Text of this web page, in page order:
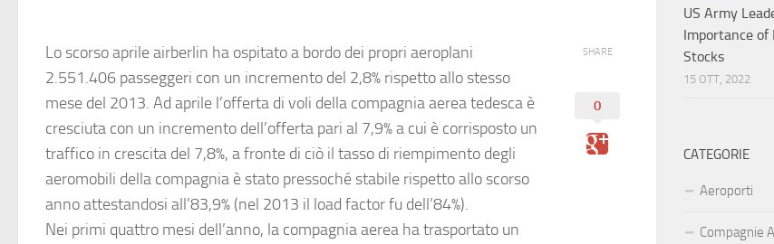
Lo scorso aprileairberlin ha ospitato a bordo dei propri aeroplani
2.551.406 passeggeri con un incremento del 2,8% rispetto allo stesso
mese del 2013. Ad aprile l’offerta di voli della compagnia aerea tedesca è
cresciuta con un incremento dell’offerta pari al 7,9% a cui è corrisposto un
traffico in crescita del 7,8%, a fronte di ciò il tasso di riempimento degli
aeromobili della compagnia è stato pressoché stabile rispetto allo scorso
anno attestandosi all’83,9% (nel 2013 il load factor fu dell’84%).
Nei primi quattro mesi dell’anno, la compagnia aerea ha trasportato un
SHARE
0
US Army
Importance of
Stocks
15 OTT, 2022
CATEGORIE
Aeroporti
Compagnie